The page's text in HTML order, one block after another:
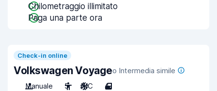
Chilometraggio illimitato
Paga una parte ora
Check-in online
Volkswagen Voyageo Intermedia simile
Manuale
5 A/C 4